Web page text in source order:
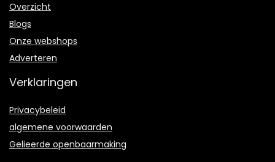
Overzicht
Blogs
Onze webshops
Adverteren
Verklaringen
Privacybeleid
algemene voorwaarden
Gelieerde openbaarmaking